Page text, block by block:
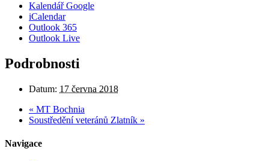
Kalendář Google
iCalendar
Outlook 365
Outlook Live
Podrobnosti
Datum: 17 června 2018
« MT Bochnia
Soustředění veteránů Zlatník »
Navigace